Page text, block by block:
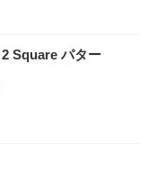
Square パター